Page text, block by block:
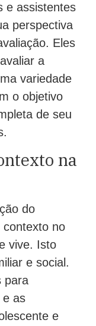
e assistentes
perspectiva
Eles
a
variedade
o objetivo
de seu
na
do
contexto no
vive. Isto
e social.
para
e as
e